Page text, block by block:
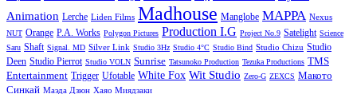
Animation Lerche Liden Films Madhouse Manglobe MAPPA Nexus
NUT Orange P.A. Works Polygon Pictures Production I.G Project No.9 Satelight Science
Saru Shaft Signal. MD Silver Link Studio 3Hz Studio 4°C Studio Bind Studio Chizu Studio
Deen Studio Pierrot Studio VOLN Sunrise Tatsunoko Production Tezuka Productions TMS
Entertainment Trigger Ufotable White Fox Wit Studio Zero-G ZEXCS Макото
Синкай Маэда Дзюн Хаяо Миядзаки